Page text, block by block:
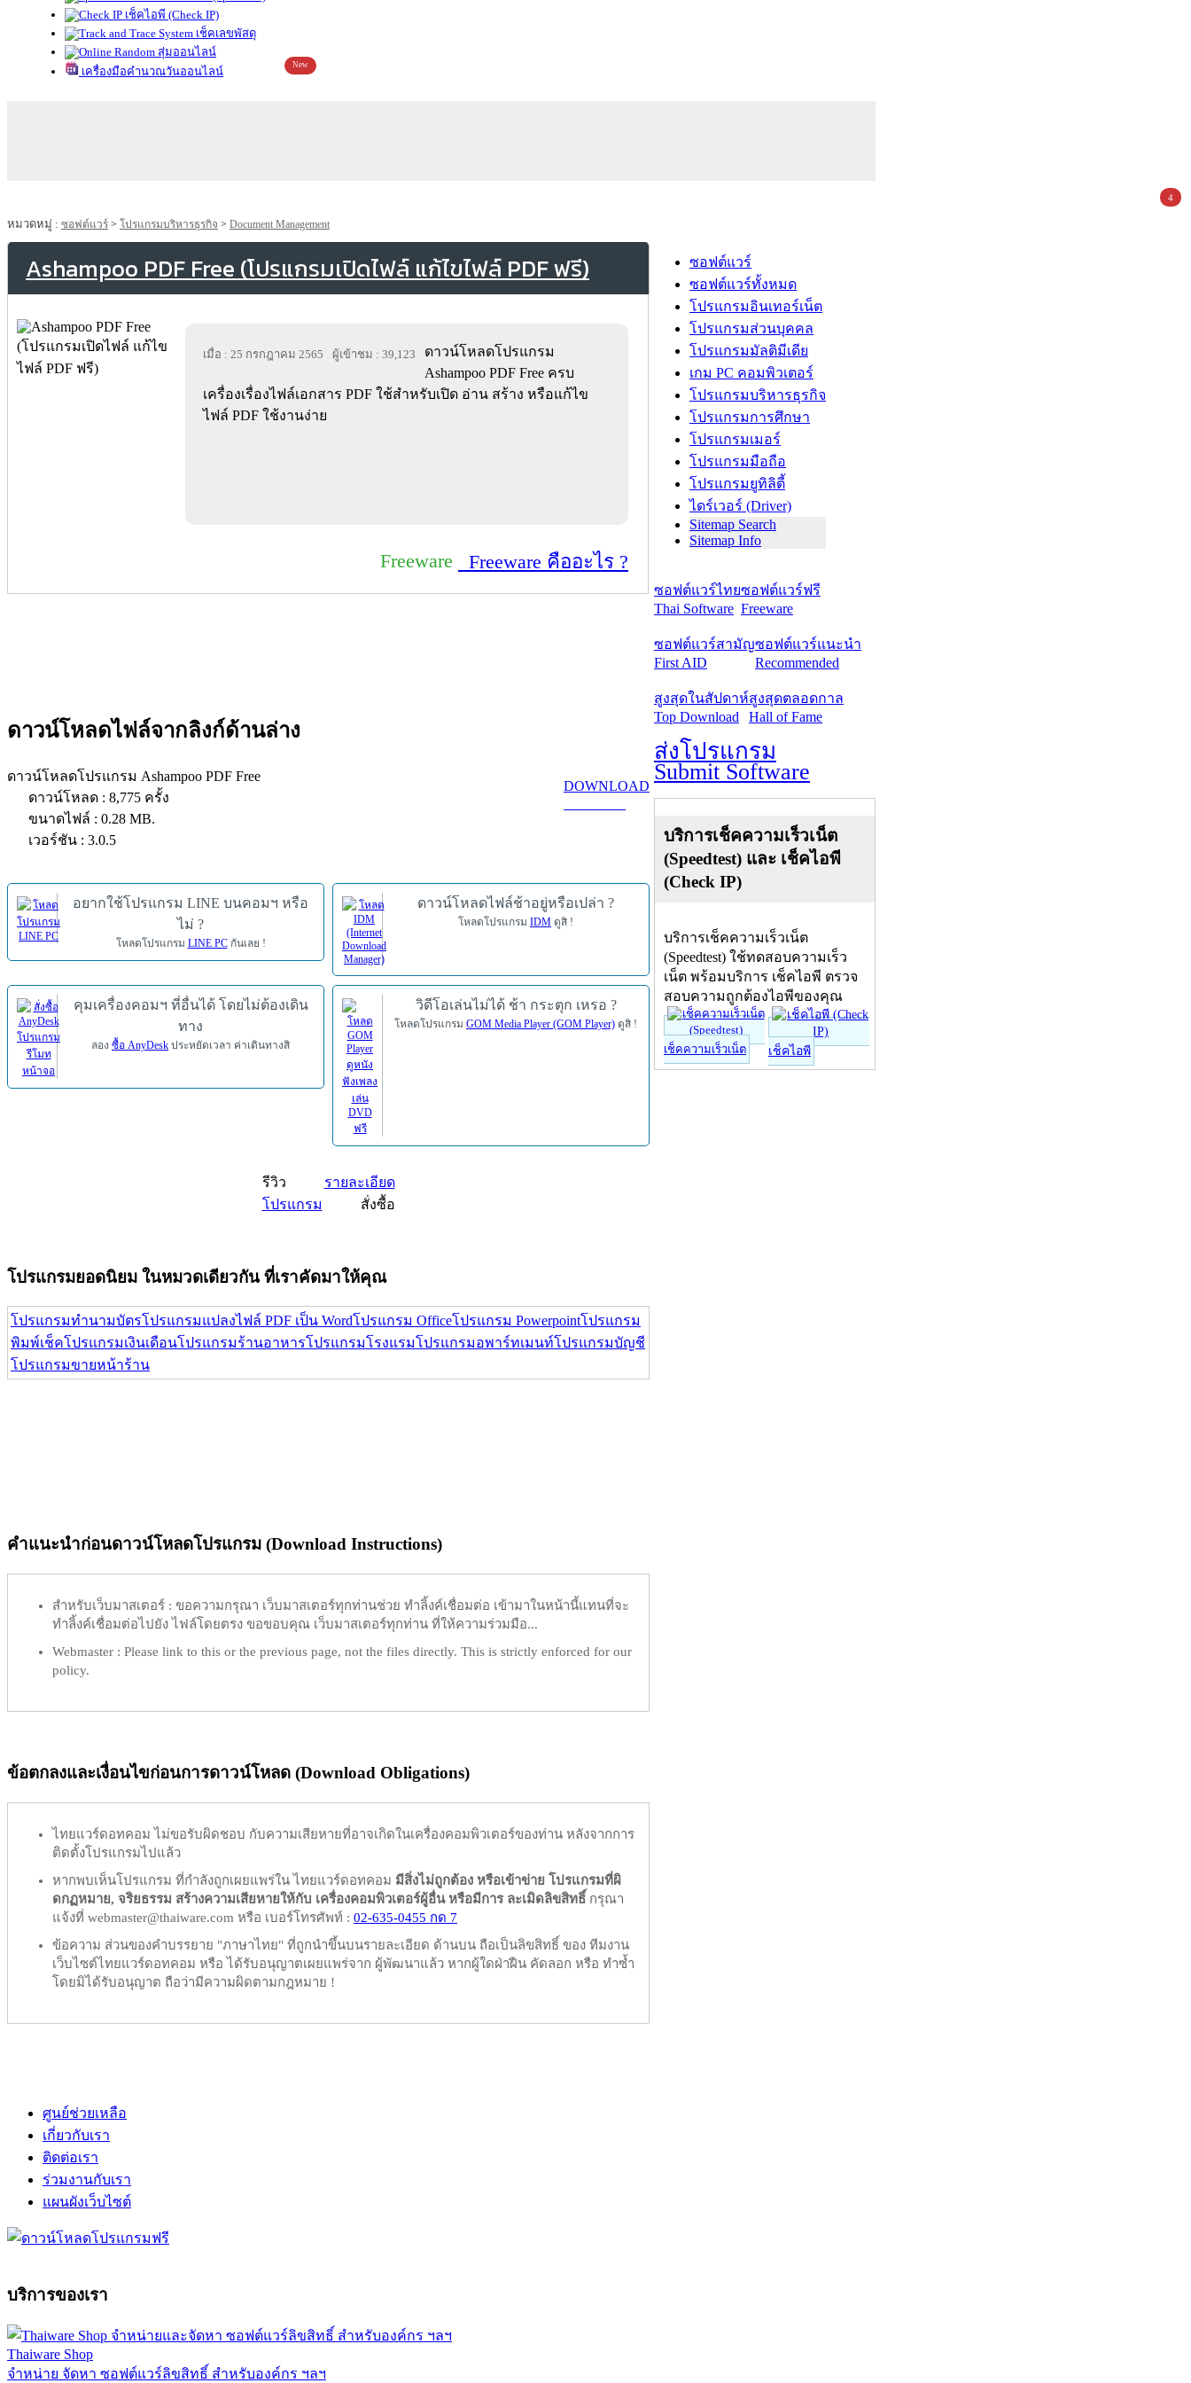
เช็คไอพี (Check IP)
เช็คเลขพัสดุ
สุ่มออนไลน์
เครื่องมือคำนวณวันออนไลน์
New
หมวดหมู่ : ซอฟต์แวร์ > โปรแกรมบริหารธุรกิจ > Document Management
Ashampoo PDF Free (โปรแกรมเปิดไฟล์ แก้ไขไฟล์ PDF ฟรี)
เมื่อ : 25 กรกฎาคม 2565 ผู้เข้าชม : 39,123
ดาวน์โหลดโปรแกรม
Ashampoo PDF Free ครบ
เครื่องเรื่องไฟล์เอกสาร PDF ใช้สำหรับเปิด อ่าน สร้าง หรือแก้ไข
ไฟล์ PDF ใช้งานง่าย
Freeware Freeware คืออะไร ?
ดาวน์โหลดไฟล์จากลิงก์ด้านล่าง
ดาวน์โหลดโปรแกรม Ashampoo PDF Free
ดาวน์โหลด : 8,775 ครั้ง
ขนาดไฟล์ : 0.28 MB.
เวอร์ชัน : 3.0.5
DOWNLOAD
อยากใช้โปรแกรม LINE บนคอมฯ หรือ
ไม่ ?
โหลดโปรแกรม LINE PCกันเลย !
ดาวน์โหลดไฟล์ช้าอยู่หรือเปล่า ?
โหลดโปรแกรม IDM ดูสิ !
คุมเครื่องคอมฯ ที่อื่นได้ โดยไม่ต้องเดิน
ทาง
ลอง ซื้อ AnyDesk ประหยัดเวลา ค่าเดินทางสิ
วิดีโอเล่นไม่ได้ ช้า กระตุก เหรอ ?
โหลดโปรแกรม GOM Media Player (GOM Player) ดูสิ !
รีวิว
รายละเอียด
โปรแกรม
สั่งซื้อ
โปรแกรมยอดนิยม ในหมวดเดียวกัน ที่เราคัดมาให้คุณ
โปรแกรมทำนามบัตรโปรแกรมแปลงไฟล์ PDF เป็น Wordโปรแกรม Officeโปรแกรม Powerpointโปรแกรม
พิมพ์เช็คโปรแกรมเงินเดือนโปรแกรมร้านอาหารโปรแกรมโรงแรมโปรแกรมอพาร์ทเมนท์โปรแกรมบัญชี
โปรแกรมขายหน้าร้าน
คำแนะนำก่อนดาวน์โหลดโปรแกรม (Download Instructions)
สำหรับเว็บมาสเตอร์ : ขอความกรุณา เว็บมาสเตอร์ทุกท่านช่วย ทำลิ้งค์เชื่อมต่อ เข้ามาในหน้านี้แทนที่จะ
ทำลิ้งค์เชื่อมต่อไปยัง ไฟล์โดยตรง ขอขอบคุณ เว็บมาสเตอร์ทุกท่าน ที่ให้ความร่วมมือ...
Webmaster : Please link to this or the previous page, not the files directly. This is strictly enforced for our
policy.
ข้อตกลงและเงื่อนไขก่อนการดาวน์โหลด (Download Obligations)
ไทยแวร์ดอทคอม ไม่ขอรับผิดชอบ กับความเสียหายที่อาจเกิดในเครื่องคอมพิวเตอร์ของท่าน หลังจากการ
ติดตั้งโปรแกรมไปแล้ว
หากพบเห็นโปรแกรม ที่กำลังถูกเผยแพร่ใน ไทยแวร์ดอทคอม มีสิ่งไม่ถูกต้อง หรือเข้าข่าย โปรแกรมที่ผิ
ดกฏหมาย, จริยธรรม สร้างความเสียหายให้กับ เครื่องคอมพิวเตอร์ผู้อื่น หรือมีการ ละเมิดลิขสิทธิ์ กรุณา
แจ้งที่ webmaster@thaiware.com หรือ เบอร์โทรศัพท์ : 02-635-0455 กด 7
ข้อความ ส่วนของคำบรรยาย "ภาษาไทย" ที่ถูกนำขึ้นบนรายละเอียด ด้านบน ถือเป็นลิขสิทธิ์ ของ ทีมงาน
เว็บไซต์ไทยแวร์ดอทคอม หรือ ได้รับอนุญาตเผยแพร่จาก ผู้พัฒนาแล้ว หากผู้ใดฝ่าฝืน คัดลอก หรือ ทำซ้ำ
โดยมิได้รับอนุญาต ถือว่ามีความผิดตามกฎหมาย !
ซอฟต์แวร์
ซอฟต์แวร์ทั้งหมด
โปรแกรมอินเทอร์เน็ต
โปรแกรมส่วนบุคคล
โปรแกรมมัลติมีเดีย
เกม PC คอมพิวเตอร์
โปรแกรมบริหารธุรกิจ
โปรแกรมการศึกษา
โปรแกรมเมอร์
โปรแกรมมือถือ
โปรแกรมยูทิลิตี้
ไดร์เวอร์ (Driver)
Sitemap Search
Sitemap Info
ซอฟต์แวร์ไทย
Thai Software
ซอฟต์แวร์ฟรี
Freeware
ซอฟต์แวร์สามัญ
First AID
ซอฟต์แวร์แนะนำ
Recommended
สูงสุดในสัปดาห์
Top Download
สูงสุดตลอดกาล
Hall of Fame
ส่งโปรแกรม
Submit Software
บริการเช็คความเร็วเน็ต
(Speedtest) และ เช็คไอพี
(Check IP)
บริการเช็คความเร็วเน็ต
(Speedtest) ใช้ทดสอบความเร็ว
เน็ต พร้อมบริการ เช็คไอพี ตรวจ
สอบความถูกต้องไอพีของคุณ
เช็คความเร็วเน็ต เช็คไอพี
ศูนย์ช่วยเหลือ
เกี่ยวกับเรา
ติดต่อเรา
ร่วมงานกับเรา
4
แผนผังเว็บไซต์
บริการของเรา
Thaiware Shop
จำหน่าย จัดหา ซอฟต์แวร์ลิขสิทธิ์ สำหรับองค์กร ฯลฯ